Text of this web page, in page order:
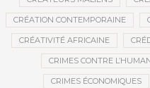
CRÉATION CONTEMPORAINE
CRÉATIVITÉ AFRICAINE
CRIMES CONTRE
CRIMES ÉCONOMIQUES